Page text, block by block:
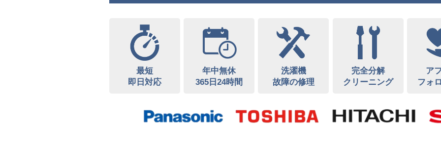
最短
即日対応
年中無休
365日24時間
洗濯機
故障の修理
完全分解
クリーニング
ア
フォ